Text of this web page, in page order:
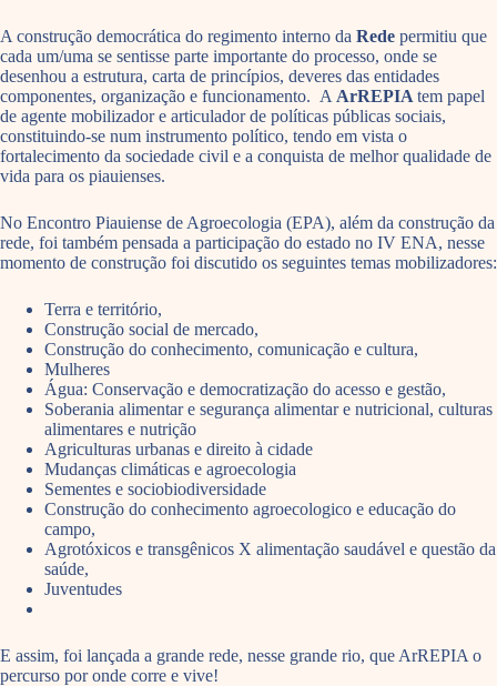
A construção democrática do regimento interno da Rede permitiu que
cada um/uma se sentisse parte importante do processo, onde se
desenhou a estrutura, carta de princípios, deveres das entidades
componentes, organização e funcionamento. A ArREPIA tem papel
de agente mobilizador e articulador de políticas públicas sociais,
constituindo-se num instrumento político, tendo em vista o
fortalecimento da sociedade civil e a conquista de melhor qualidade de
vida para os piauienses.
No Encontro Piauiense de Agroecologia (EPA), além da construção da
rede, foi também pensada a participação do estado no IV ENA, nesse
momento de construção foi discutido os seguintes temas mobilizadores:
Terra e território,
Construção social de mercado,
Construção do conhecimento, comunicação e cultura,
Mulheres
Água: Conservação e democratização do acesso e gestão,
Soberania alimentar e segurança alimentar e nutricional, culturas
alimentares e nutrição
Agriculturas urbanas e direito à cidade
Mudanças climáticas e agroecologia
Sementes e sociobiodiversidade
Construção do conhecimento agroecologico e educação do
campo,
Agrotóxicos e transgênicos X alimentação saudável e questão da
saúde,
Juventudes
E assim, foi lançada a grande rede, nesse grande rio, que ArREPIA o
percurso por onde corre e vive!